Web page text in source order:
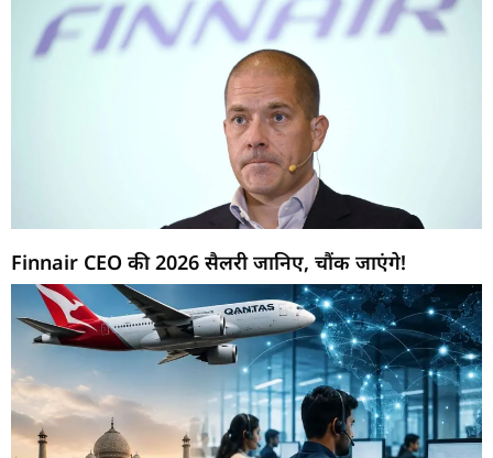
Finnair CEO की 2026 सैलरी जानिए, चौंक जाएंगे!